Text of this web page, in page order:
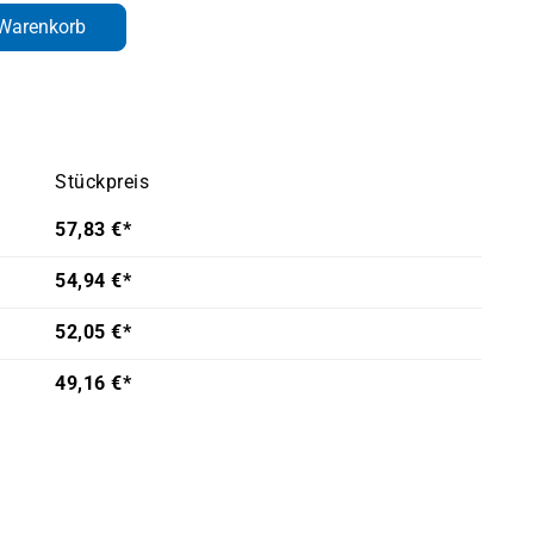
gewünschten Wert ein oder
Stückpreis
57,83 €*
54,94 €*
52,05 €*
49,16 €*